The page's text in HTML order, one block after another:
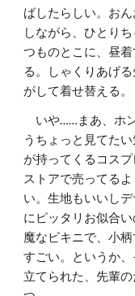
ばしたらしい。お
しながら、ひとり
つものとこに、昼
る。しゃくりあげ
がして着せ替える。
いや……まあ、ホ
うちょっと見てた
が持ってくるコス
ストアで売ってる
い。生地もいいし
にピッタリお似合
魔なビキニで、小
すごい。というか
立てられた、先輩